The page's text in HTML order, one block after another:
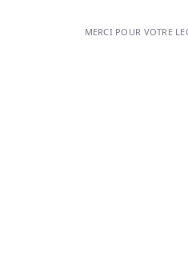
MERCI POUR VOTRE